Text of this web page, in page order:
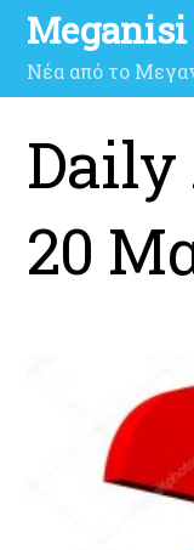
Νέα από το
Daily
20